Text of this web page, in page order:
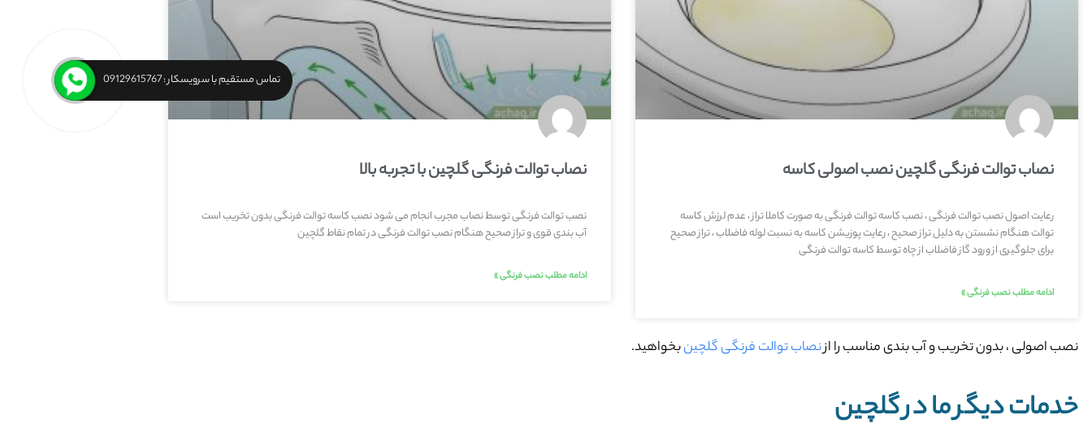
نصاب توالت فرنگی گلچین نصب اصولی کاسه
رعایت اصول نصب توالت فرنگی ، نصب کاسه توالت فرنگی به صورت کاملا تراز ، عدم لرزش کاسه
توالت هنگام نشستن به دلیل تراز صحیح ، رعایت پوزیشن کاسه به نسبت لوله فاضلاب ، تراز صحیح
برای جلوگیری از ورود گاز فاضلاب از چاه توسط کاسه توالت فرنگی
ادامه مطلب نصب فرنگی »
نصاب توالت فرنگی گلچین با تجربه بالا
نصب توالت فرنگی توسط نصاب مجرب انجام می شود نصب کاسه توالت فرنگی بدون تخریب است
آب بندی قوی و تراز صحیح هنگام نصب توالت فرنگی در تمام نقاط گلچین
ادامه مطلب نصب فرنگی »
نصب اصولی ، بدون تخریب و آب بندی مناسب را ازنصاب توالت فرنگی گلچینبخواهید.
خدمات دیگر ما در گلچین
تماس مستقیم با سرویسکار : 09129615767